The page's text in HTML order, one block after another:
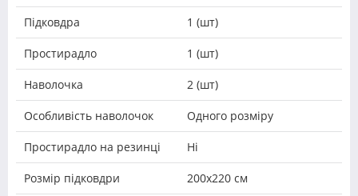
Підковдра 1 (шт)
Простирадло 1 (шт)
Наволочка 2 (шт)
Особливість наволочок Одного розміру
Простирадло на резинці Ні
Розмір підковдри 200х220 см